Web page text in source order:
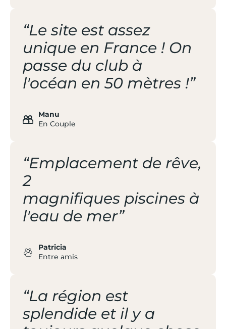
“Le site est assez
unique en France ! On
passe du club à
l'océan en 50 mètres !”
Manu
En Couple
“Emplacement de rêve,
2
magnifiques piscines à
l'eau de mer”
Patricia
Entre amis
“La région est
splendide et il y a